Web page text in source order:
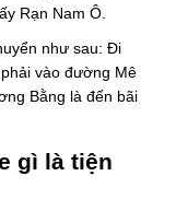
Rạn Nam Ô.
như sau: Đi
vào đường Mê
Bằng là đến bãi
gì là tiện